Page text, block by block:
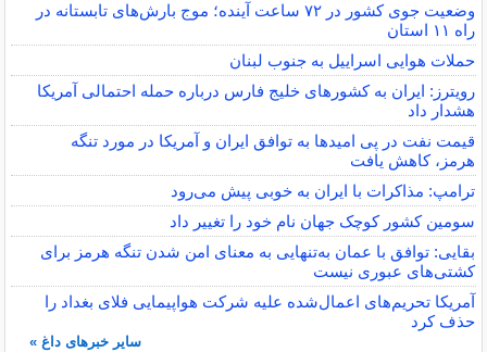
وضعیت جوی کشور در ۷۲ ساعت آینده؛ موج بارش‌های تابستانه در
راه ۱۱ استان
حملات هوایی اسراییل به جنوب لبنان
رویترز: ایران به کشورهای خلیج فارس درباره حمله احتمالی آمریکا
هشدار داد
قیمت نفت در پی امیدها به توافق ایران و آمریکا در مورد تنگه
هرمز، کاهش یافت
ترامپ: مذاکرات با ایران به خوبی پیش می‌رود
سومین کشور کوچک جهان نام خود را تغییر داد
بقایی: توافق با عمان به‌تنهایی به معنای امن شدن تنگه هرمز برای
کشتی‌های عبوری نیست
آمریکا تحریم‌های اعمال‌شده علیه شرکت هواپیمایی فلای بغداد را
حذف کرد
سایر خبرهای داغ »